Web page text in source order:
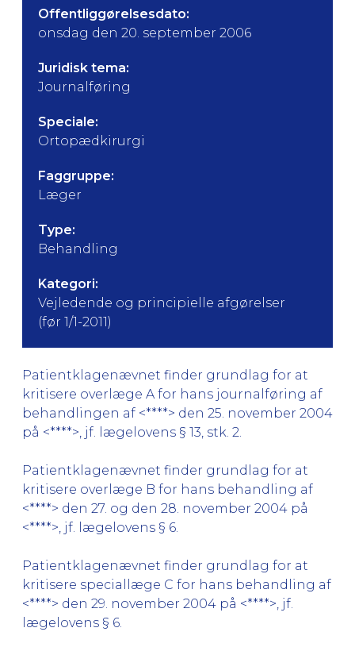
Offentliggørelsesdato:
onsdag den 20. september 2006
Juridisk tema:
Journalføring
Speciale:
Ortopædkirurgi
Faggruppe:
Læger
Type:
Behandling
Kategori:
Vejledende og principielle afgørelser
(før 1/1-2011)
Patientklagenævnet finder grundlag for at
kritisere overlæge A for hans journalføring af
behandlingen af <****> den 25. november 2004
på <****>, jf. lægelovens § 13, stk. 2.
Patientklagenævnet finder grundlag for at
kritisere overlæge B for hans behandling af
<****> den 27. og den 28. november 2004 på
<****>, jf. lægelovens § 6.
Patientklagenævnet finder grundlag for at
kritisere speciallæge C for hans behandling af
<****> den 29. november 2004 på <****>, jf.
lægelovens § 6.